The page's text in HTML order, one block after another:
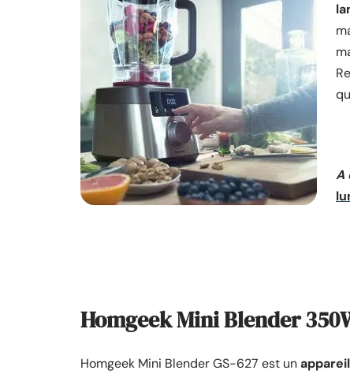
A
Homgeek Mini Blender
Homgeek Mini Blender GS-627 est un